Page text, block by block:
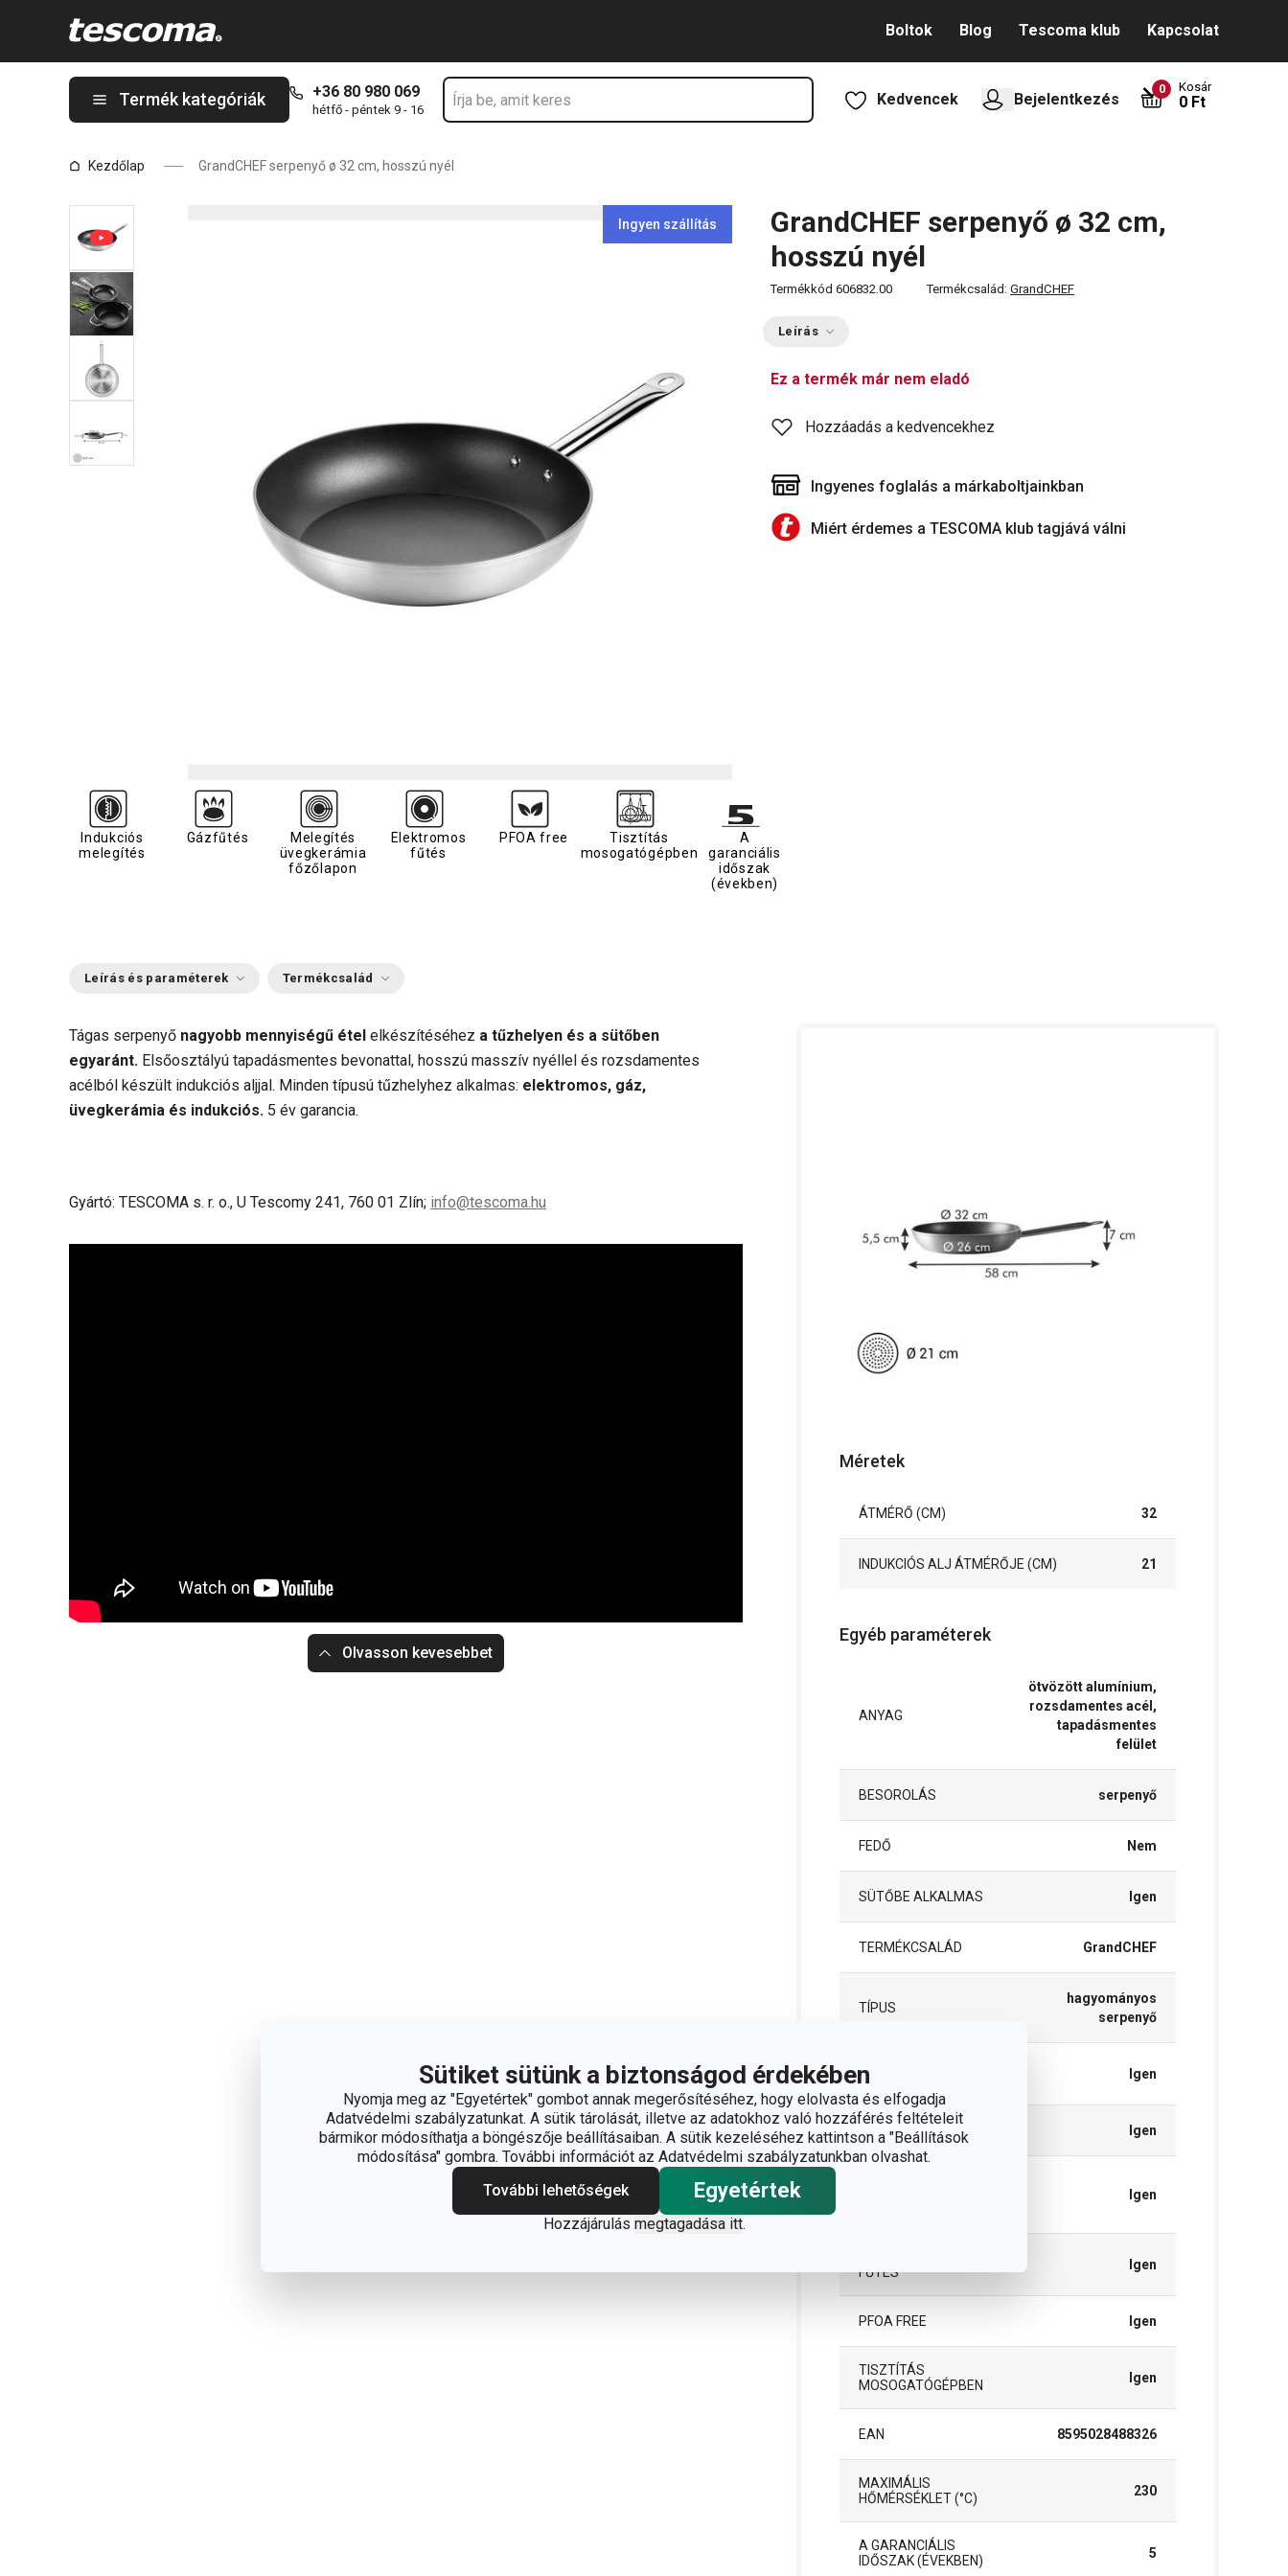
Sütiket sütünk a biztonságod érdekében
Nyomja meg az "Egyetértek" gombot annak megerősítéséhez, hogy elolvasta és elfogadja
Adatvédelmi szabályzatunkat. A sütik tárolását, illetve az adatokhoz való hozzáférés feltételeit
bármikor módosíthatja a böngészője beállításaiban. A sütik kezeléséhez kattintson a "Beállítások
módosítása" gombra. További információt az Adatvédelmi szabályzatunkban olvashat.
További lehetőségek
Egyetértek
Hozzájárulás megtagadása itt.
Boltok Blog Tescoma klub Kapcsolat
Termék kategóriák +36 80 980 069
hétfő - péntek 9 - 16
Kedvencek Bejelentkezés
0 Kosár
0 Ft
Kezdőlap GrandCHEF serpenyő ø 32 cm, hosszú nyél
Ingyen szállítás
GrandCHEF serpenyő ø 32 cm,
hosszú nyél
Termékkód 606832.00 Termékcsalád: GrandCHEF
Leírás
Ez a termék már nem eladó
Hozzáadás a kedvencekhez
Ingyenes foglalás a márkaboltjainkban
Miért érdemes a TESCOMA klub tagjává válni
Indukciós
melegítés
Gázfűtés
Melegítés
üvegkerámia
főzőlapon
Elektromos
fűtés
PFOA free
Tisztítás
mosogatógépben
A
garanciális
időszak
(években)
Leírás és paraméterek Termékcsalád
Tágas serpenyő nagyobb mennyiségű étel elkészítéséhez a tűzhelyen és a sütőben
egyaránt. Elsőosztályú tapadásmentes bevonattal, hosszú masszív nyéllel és rozsdamentes
acélból készült indukciós aljjal. Minden típusú tűzhelyhez alkalmas: elektromos, gáz,
üvegkerámia és indukciós. 5 év garancia.
Gyártó: TESCOMA s. r. o., U Tescomy 241, 760 01 Zlín; info@tescoma.hu
Olvasson kevesebbet
Méretek
ÁTMÉRŐ (CM) 32
INDUKCIÓS ALJ ÁTMÉRŐJE (CM) 21
Egyéb paraméterek
ANYAG
ötvözött alumínium,
rozsdamentes acél,
tapadásmentes
felület
BESOROLÁS serpenyő
FEDŐ Nem
SÜTŐBE ALKALMAS Igen
TERMÉKCSALÁD GrandCHEF
TÍPUS
hagyományos
serpenyő
MELEGÍTÉS
Igen
GÁZFŰTÉS Igen
Igen
FŰTÉS
Igen
PFOA FREE Igen
TISZTÍTÁS
MOSOGATÓGÉPBEN
Igen
EAN 8595028488326
MAXIMÁLIS
HŐMÉRSÉKLET (°C)
230
A GARANCIÁLIS
IDŐSZAK (ÉVEKBEN)
5